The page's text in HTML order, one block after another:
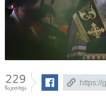
229
წაკითხვა